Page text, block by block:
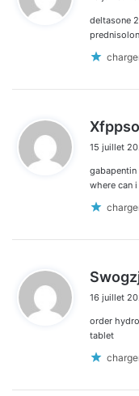
deltasone
Xfppso
15 juillet
gabapentin
where can
16 juillet
order
tablet